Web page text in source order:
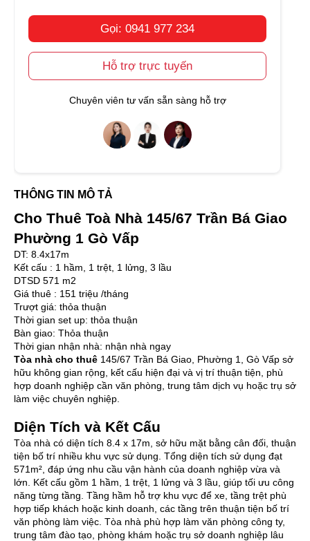
Gọi: 0941 977 234
Hỗ trợ trực tuyến
Chuyên viên tư vấn sẵn sàng hỗ trợ
THÔNG TIN MÔ TẢ
Cho Thuê Toà Nhà 145/67 Trần Bá Giao
Phường 1 Gò Vấp
DT: 8.4x17m
Kết cấu : 1 hầm, 1 trệt, 1 lửng, 3 lầu
DTSD 571 m2
Giá thuê : 151 triệu /tháng
Trượt giá: thỏa thuận
Thời gian set up: thỏa thuận
Bàn giao: Thỏa thuận
Thời gian nhận nhà: nhận nhà ngay
Tòa nhà cho thuê 145/67 Trần Bá Giao, Phường 1, Gò Vấp sở
hữu không gian rộng, kết cấu hiện đại và vị trí thuận tiện, phù
hợp doanh nghiệp cần văn phòng, trung tâm dịch vụ hoặc trụ sở
làm việc chuyên nghiệp.
Diện Tích và Kết Cấu
Tòa nhà có diện tích 8.4 x 17m, sở hữu mặt bằng cân đối, thuận
tiện bố trí nhiều khu vực sử dụng. Tổng diện tích sử dụng đạt
571m², đáp ứng nhu cầu vận hành của doanh nghiệp vừa và
lớn. Kết cấu gồm 1 hầm, 1 trệt, 1 lửng và 3 lầu, giúp tối ưu công
năng từng tầng. Tầng hầm hỗ trợ khu vực để xe, tầng trệt phù
hợp tiếp khách hoặc kinh doanh, các tầng trên thuận tiện bố trí
văn phòng làm việc. Tòa nhà phù hợp làm văn phòng công ty,
trung tâm đào tạo, phòng khám hoặc trụ sở doanh nghiệp lâu